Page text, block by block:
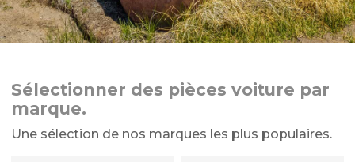
Sélectionner des pièces voiture par
marque.
Une sélection de nos marques les plus populaires.